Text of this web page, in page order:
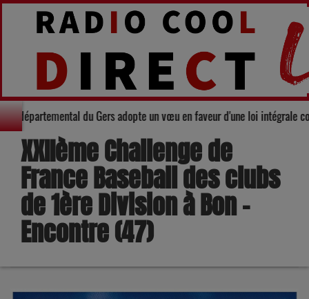
: Le Conseil départemental du Gers adopte un vœu en faveur d'une loi
XXIIème Challenge de
France Baseball des clubs
de 1ère Division à Bon -
Encontre (47)